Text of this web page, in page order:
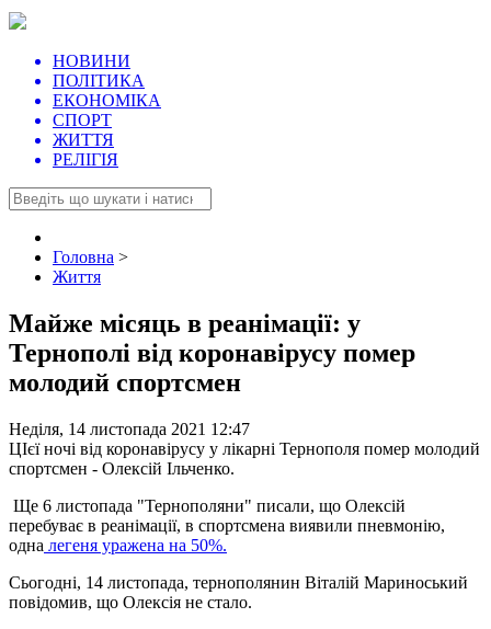
НОВИНИ
ПОЛІТИКА
ЕКОНОМІКА
СПОРТ
ЖИТТЯ
РЕЛІГІЯ
Головна >
Життя
Майже місяць в реанімації: у
Тернополі від коронавірусу помер
молодий спортсмен
Неділя, 14 листопада 2021 12:47
ЦІєї ночі від коронавірусу у лікарні Тернополя помер молодий
спортсмен - Олексій Ільченко.
Ще 6 листопада "Тернополяни" писали, що Олексій
перебуває в реанімації, в спортсмена виявили пневмонію,
одна легеня уражена на 50%.
Сьогодні, 14 листопада, тернополянин Віталій Мариноський
повідомив, що Олексія не стало.